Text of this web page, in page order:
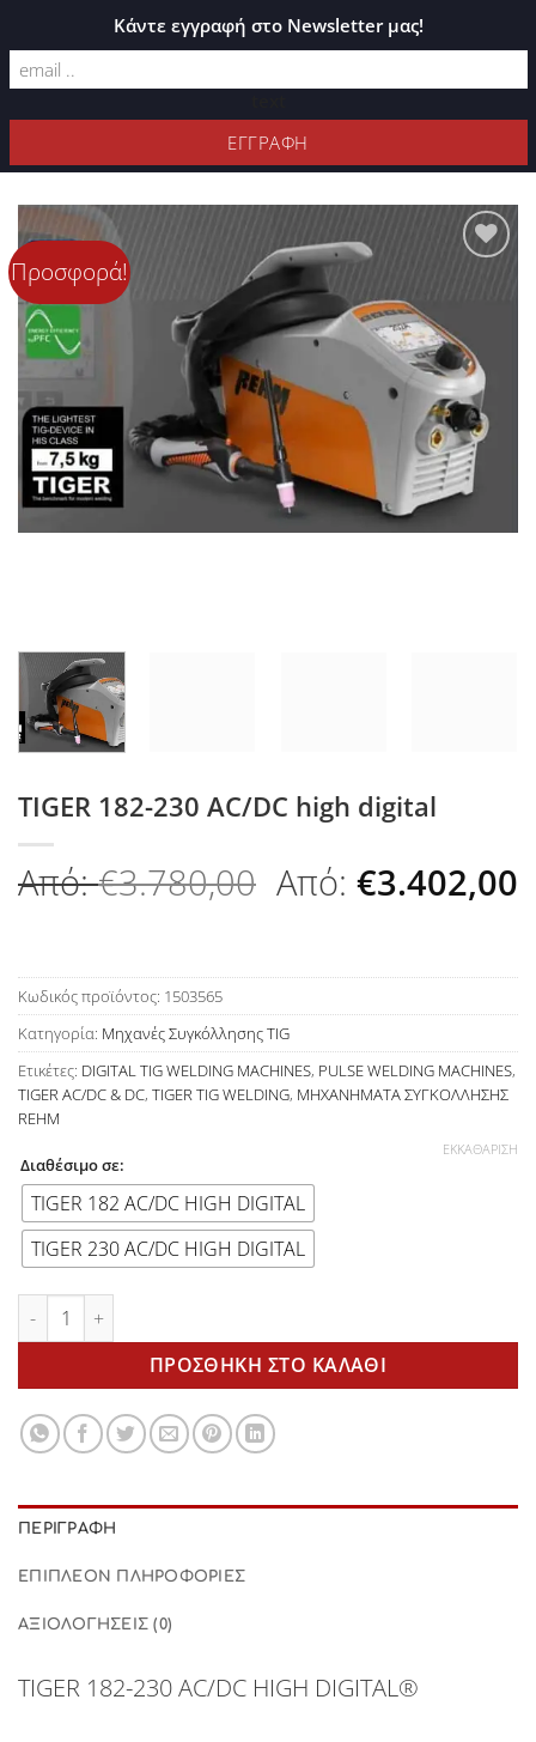
ΚΑΤΆΛΟΓΟΣ PLEXIGLASS
ΦΊΛΤΡΑ
Προσφορά!
Επιθυμιών
TIGER 182-230 AC/DC high digital
Από:€3.780,00 Από: €3.402,00
Κωδικός προϊόντος: 1503565
Κατηγορία: Μηχανές Συγκόλλησης TIG
Ετικέτες: DIGITAL TIG WELDING MACHINES, PULSE WELDING MACHINES,
TIGER AC/DC & DC, TIGER TIG WELDING, ΜΗΧΑΝΗΜΑΤΑ ΣΥΓΚΟΛΛΗΣΗΣ
REHM
Διαθέσιμο σε:
TIGER 182 AC/DC HIGH DIGITAL
TIGER 230 AC/DC HIGH DIGITAL
ΕΚΚΑΘΆΡΙΣΗ
TIGER 182-230 AC/DC high digital ποσότητα
ΠΡΟΣΘΉΚΗ ΣΤΟ ΚΑΛΆΘΙ
ΠΕΡΙΓΡΑΦΉ
ΕΠΙΠΛΈΟΝ ΠΛΗΡΟΦΟΡΊΕΣ
ΑΞΙΟΛΟΓΉΣΕΙΣ (0)
TIGER 182-230 AC/DC HIGH DIGITAL®
Κάντε εγγραφή στο Newsletter μας!